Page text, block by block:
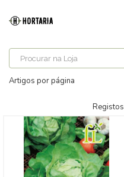
Artigos por página
Registos